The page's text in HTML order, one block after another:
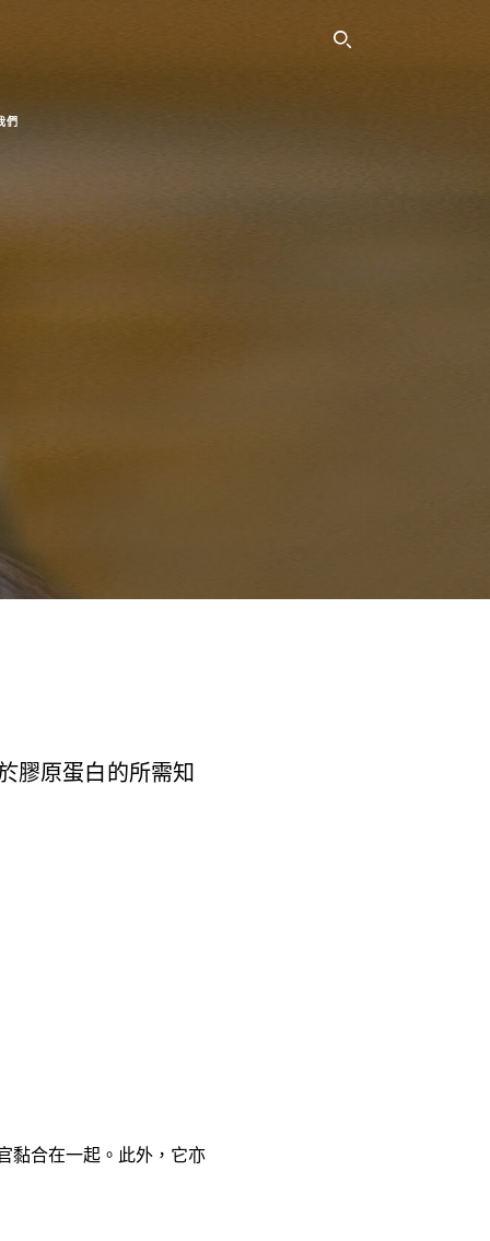
SEARCH
們
膠原蛋白的所需知
黏合在一起。此外，它亦